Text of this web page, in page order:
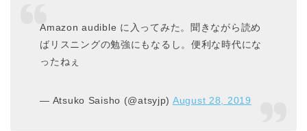
Amazon audible に入ってみた。聞きながら読め
ばリスニングの勉強にもなるし。便利な時代にな
ったねぇ
— Atsuko Saisho (@atsyjp) August 28, 2019